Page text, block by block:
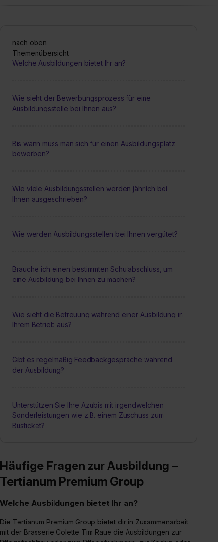
nach oben
Themenübersicht
Welche Ausbildungen bietet Ihr an?
Wie sieht der Bewerbungsprozess für eine
Ausbildungsstelle bei Ihnen aus?
Bis wann muss man sich für einen Ausbildungsplatz
bewerben?
Wie viele Ausbildungsstellen werden jährlich bei
Ihnen ausgeschrieben?
Wie werden Ausbildungsstellen bei Ihnen vergütet?
Brauche ich einen bestimmten Schulabschluss, um
eine Ausbildung bei Ihnen zu machen?
Wie sieht die Betreuung während einer Ausbildung in
Ihrem Betrieb aus?
Gibt es regelmäßig Feedbackgespräche während
der Ausbildung?
Unterstützen Sie Ihre Azubis mit irgendwelchen
Sonderleistungen wie z.B. einem Zuschuss zum
Busticket?
Häufige Fragen zur Ausbildung –
Tertianum Premium Group
Welche Ausbildungen bietet Ihr an?
Die Tertianum Premium Group bietet dir in Zusammenarbeit
mit der Brasserie Colette Tim Raue die Ausbildungen zur